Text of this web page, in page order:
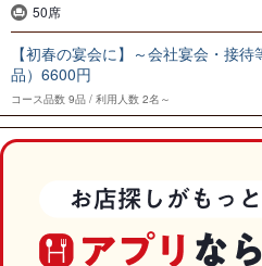
50席
【初春の宴会に】～会社宴会・接
品）6600円
コース品数 9品 利用人数 2名～